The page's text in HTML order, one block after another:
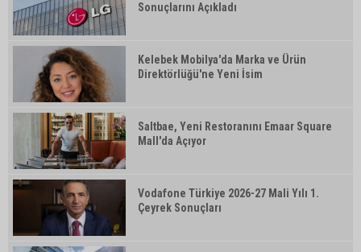
Sonuçlarını Açıkladı
Kelebek Mobilya'da Marka ve Ürün
Direktörlüğü'ne Yeni İsim
Saltbae, Yeni Restoranını Emaar Square
Mall'da Açıyor
Vodafone Türkiye 2026-27 Mali Yılı 1.
Çeyrek Sonuçları